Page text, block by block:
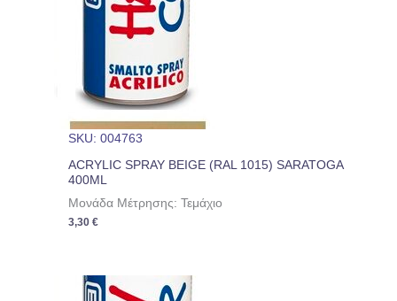
SKU: 004763
ACRYLIC SPRAY BEIGE (RAL 1015) SARATOGA
400ML
Μονάδα Μέτρησης: Τεμάχιο
3,30€